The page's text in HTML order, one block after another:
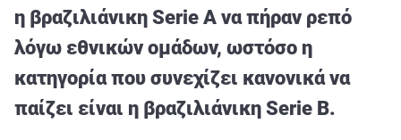
RETRO
BLOGS
QUIZ
ΑΘΛΗΤΙΚΑ
η βραζιλιάνικη Serie Α να πήραν ρεπό
λόγω εθνικών ομάδων, ωστόσο η
κατηγορία που συνεχίζει κανονικά να
παίζει είναι η βραζιλιάνικη Serie Β.